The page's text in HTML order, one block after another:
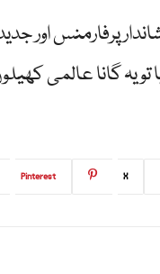
پرفارمنس
تو یہ گانا عالمی
X
Pinterest